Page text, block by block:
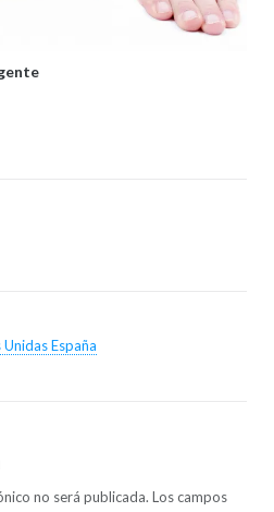
España
no será publicada. Los campos